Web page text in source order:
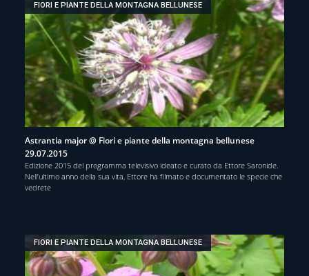
FIORI E PIANTE DELLA MONTAGNA BELLUNESE
Astrantia major @ Fiori e piante della montagna bellunese
29.07.2015
Edizione 2015 del programma televisivo ideato e curato da Ettore Saronide.
Nell’ultimo anno della sua vita, Ettore ha filmato e documentato le specie che
vedrete
FIORI E PIANTE DELLA MONTAGNA BELLUNESE